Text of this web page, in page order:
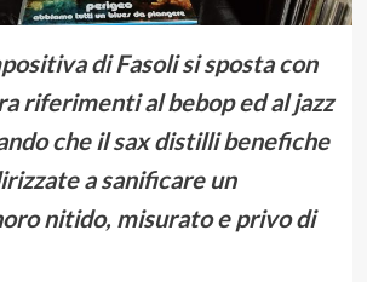
di Fasoli si sposta con
riferimenti al bebop ed al jazz
che il sax distilli benefiche
a sanificare un
nitido, misurato e privo di